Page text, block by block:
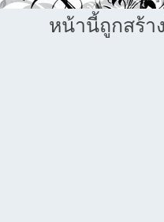
หน้านี้ถูกสร้า